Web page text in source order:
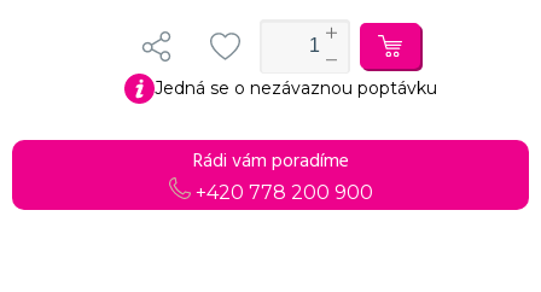
Jedná se o nezávaznou poptávku
Rádi vám poradíme
+420 778 200 900